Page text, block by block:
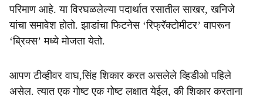
परिमाण आहे. या विरघळलेल्या पदार्थात रसातील साखर, खनिजे
यांचा समावेश होतो. झाडांचा फिटनेस ‘रिफ्रॅक्टोमीटर’ वापरून
‘ब्रिक्स’ मध्ये मोजता येतो.
आपण टीव्हीवर वाघ,सिंह शिकार करत असलेले व्हिडीओ पहिले
असेल. त्यात एक गोष्ट एक गोष्ट लक्षात येईल, की शिकार करताना